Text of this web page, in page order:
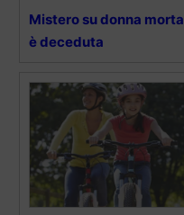
Mistero su donna
è deceduta